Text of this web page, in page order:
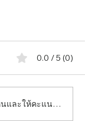
0.0 / 5 (0)
และให้คะแนน...